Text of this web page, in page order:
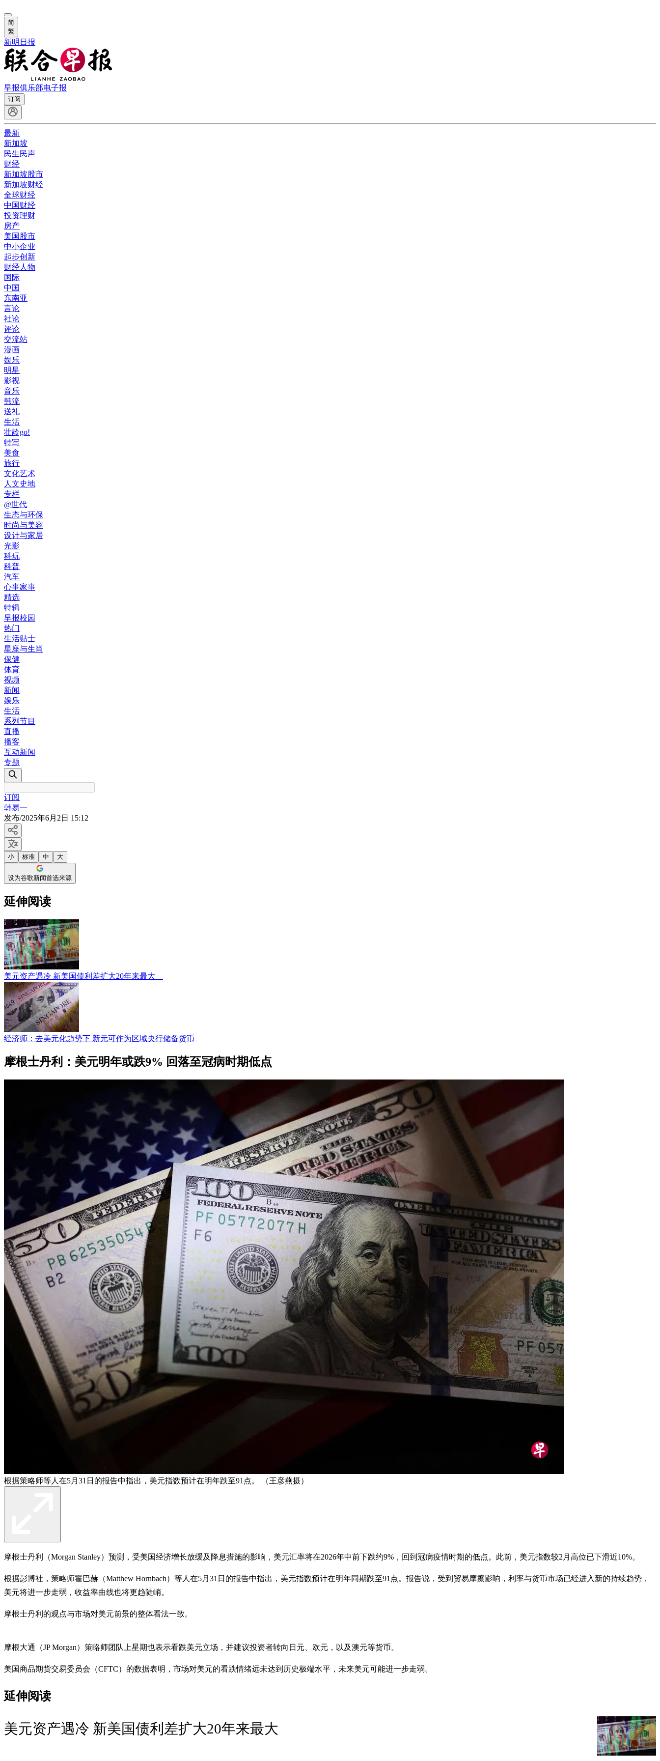
简
繁
新明日报
早报俱乐部电子报
订阅
最新
新加坡
民生民声
财经
新加坡股市
新加坡财经
全球财经
中国财经
投资理财
房产
美国股市
中小企业
起步创新
财经人物
国际
中国
东南亚
言论
社论
评论
交流站
漫画
娱乐
明星
影视
音乐
韩流
送礼
生活
壮龄go!
特写
美食
旅行
文化艺术
人文史地
专栏
@世代
生态与环保
时尚与美容
设计与家居
光影
科玩
科普
汽车
心事家事
精选
特辑
早报校园
热门
生活贴士
星座与生肖
保健
体育
视频
新闻
娱乐
生活
系列节目
直播
播客
互动新闻
专题
订阅
韩易一
发布/2025年6月2日 15:12
小 标准 中 大
设为谷歌新闻首选来源
延伸阅读
美元资产遇冷 新美国债利差扩大20年来最大
经济师：去美元化趋势下 新元可作为区域央行储备货币
摩根士丹利：美元明年或跌9% 回落至冠病时期低点
根据策略师等人在5月31日的报告中指出，美元指数预计在明年跌至91点。 （王彦燕摄）
摩根士丹利（Morgan Stanley）预测，受美国经济增长放缓及降息措施的影响，美元汇率将在2026年中前下跌约9%，回到冠病疫情时期的低点。此前，美元指数较2月高位已下滑近10%。
根据彭博社，策略师霍巴赫（Matthew Hornbach）等人在5月31日的报告中指出，美元指数预计在明年同期跌至91点。报告说，受到贸易摩擦影响，利率与货币市场已经进入新的持续趋势，
美元将进一步走弱，收益率曲线也将更趋陡峭。
摩根士丹利的观点与市场对美元前景的整体看法一致。
摩根大通（JP Morgan）策略师团队上星期也表示看跌美元立场，并建议投资者转向日元、欧元，以及澳元等货币。
美国商品期货交易委员会（CFTC）的数据表明，市场对美元的看跌情绪远未达到历史极端水平，未来美元可能进一步走弱。
延伸阅读
美元资产遇冷 新美国债利差扩大20年来最大